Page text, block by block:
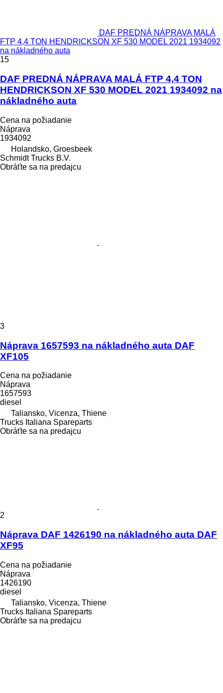
DAF PREDNÁ NÁPRAVA MALÁ
FTP 4,4 TON HENDRICKSON XF 530 MODEL 2021 1934092
na nákladného auta
15
DAF PREDNÁ NÁPRAVA MALÁ FTP 4,4 TON
HENDRICKSON XF 530 MODEL 2021 1934092 na
nákladného auta
Cena na požiadanie
Náprava
1934092
Holandsko, Groesbeek
Schmidt Trucks B.V.
Obráťte sa na predajcu
3
Náprava 1657593 na nákladného auta DAF
XF105
Cena na požiadanie
Náprava
1657593
diesel
Taliansko, Vicenza, Thiene
Trucks Italiana Spareparts
Obráťte sa na predajcu
2
Náprava DAF 1426190 na nákladného auta DAF
XF95
Cena na požiadanie
Náprava
1426190
diesel
Taliansko, Vicenza, Thiene
Trucks Italiana Spareparts
Obráťte sa na predajcu